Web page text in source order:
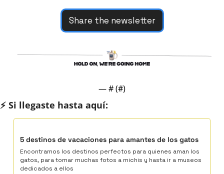
Share the newsletter
— # (#)
⚡️ Si llegaste hasta aquí:
5 destinos de vacaciones para amantes de los gatos
Encontramos los destinos perfectos para quienes aman los
gatos, para tomar muchas fotos a michis y hasta ir a museos
dedicados a ellos